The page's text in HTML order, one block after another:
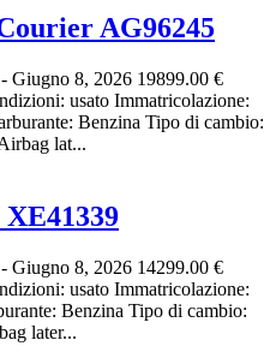
AG96245
- Giugno 8, 2026 19899.00 €
usato Immatricolazione:
Benzina Tipo di cambio:
lat...
- Giugno 8, 2026 14299.00 €
usato Immatricolazione:
Benzina Tipo di cambio:
later...